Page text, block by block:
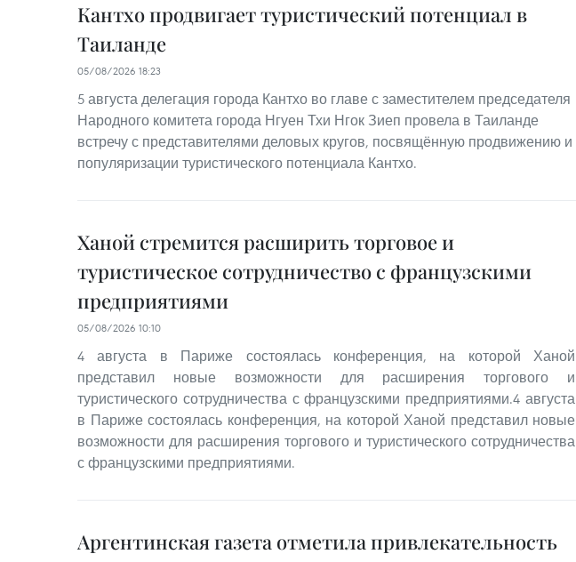
Кантхо продвигает туристический потенциал в
Таиланде
05/08/2026 18:23
5 августа делегация города Кантхо во главе с заместителем председателя
Народного комитета города Нгуен Тхи Нгок Зиеп провела в Таиланде
встречу с представителями деловых кругов, посвящённую продвижению и
популяризации туристического потенциала Кантхо.
Ханой стремится расширить торговое и
туристическое сотрудничество с французскими
предприятиями
05/08/2026 10:10
4 августа в Париже состоялась конференция, на которой Ханой
представил новые возможности для расширения торгового и
туристического сотрудничества с французскими предприятиями.4 августа
в Париже состоялась конференция, на которой Ханой представил новые
возможности для расширения торгового и туристического сотрудничества
с французскими предприятиями.
Аргентинская газета отметила привлекательность